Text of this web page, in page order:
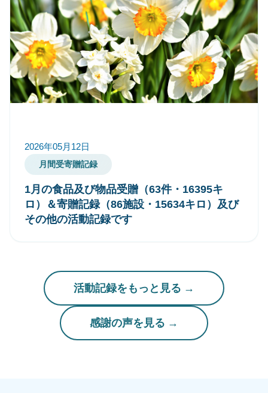
2026年05月12日
月間受寄贈記録
1月の食品及び物品受贈（63件・16395キ
ロ）＆寄贈記録（86施設・15634キロ）及び
その他の活動記録です
活動記録をもっと見る
感謝の声を見る